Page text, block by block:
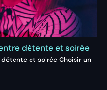
détente et soirée
détente et soirée Choisir un